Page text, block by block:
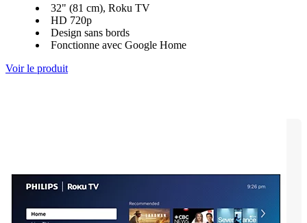
32" (81 cm), Roku TV
HD 720p
Design sans bords
Fonctionne avec Google Home
Voir le produit